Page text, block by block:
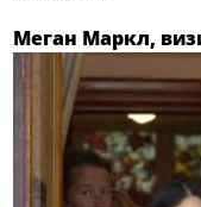
Меган Маркл,